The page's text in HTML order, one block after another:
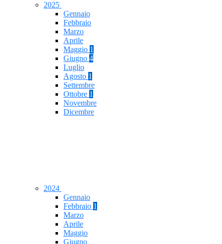
2025
Gennaio
Febbraio
Marzo
Aprile
Maggio 1
Giugno 4
Luglio
Agosto 1
Settembre
Ottobre 1
Novembre
Dicembre
2024
Gennaio
Febbraio 1
Marzo
Aprile
Maggio
Giugno